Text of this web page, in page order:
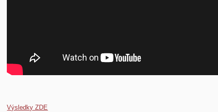
Výsledky ZDE